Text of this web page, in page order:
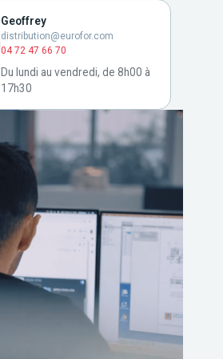
Geoffrey
distribution@eurofor.com
04 72 47 66 70
Du lundi au vendredi, de 8h00 à
17h30